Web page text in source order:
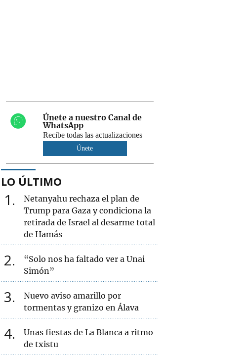
Únete a nuestro Canal de
WhatsApp
Recibe todas las actualizaciones
Únete
LO ÚLTIMO
1
Netanyahu rechaza el plan de
Trump para Gaza y condiciona la
retirada de Israel al desarme total
de Hamás
2
“Solo nos ha faltado ver a Unai
Simón”
3
Nuevo aviso amarillo por
tormentas y granizo en Álava
4
Unas fiestas de La Blanca a ritmo
de txistu